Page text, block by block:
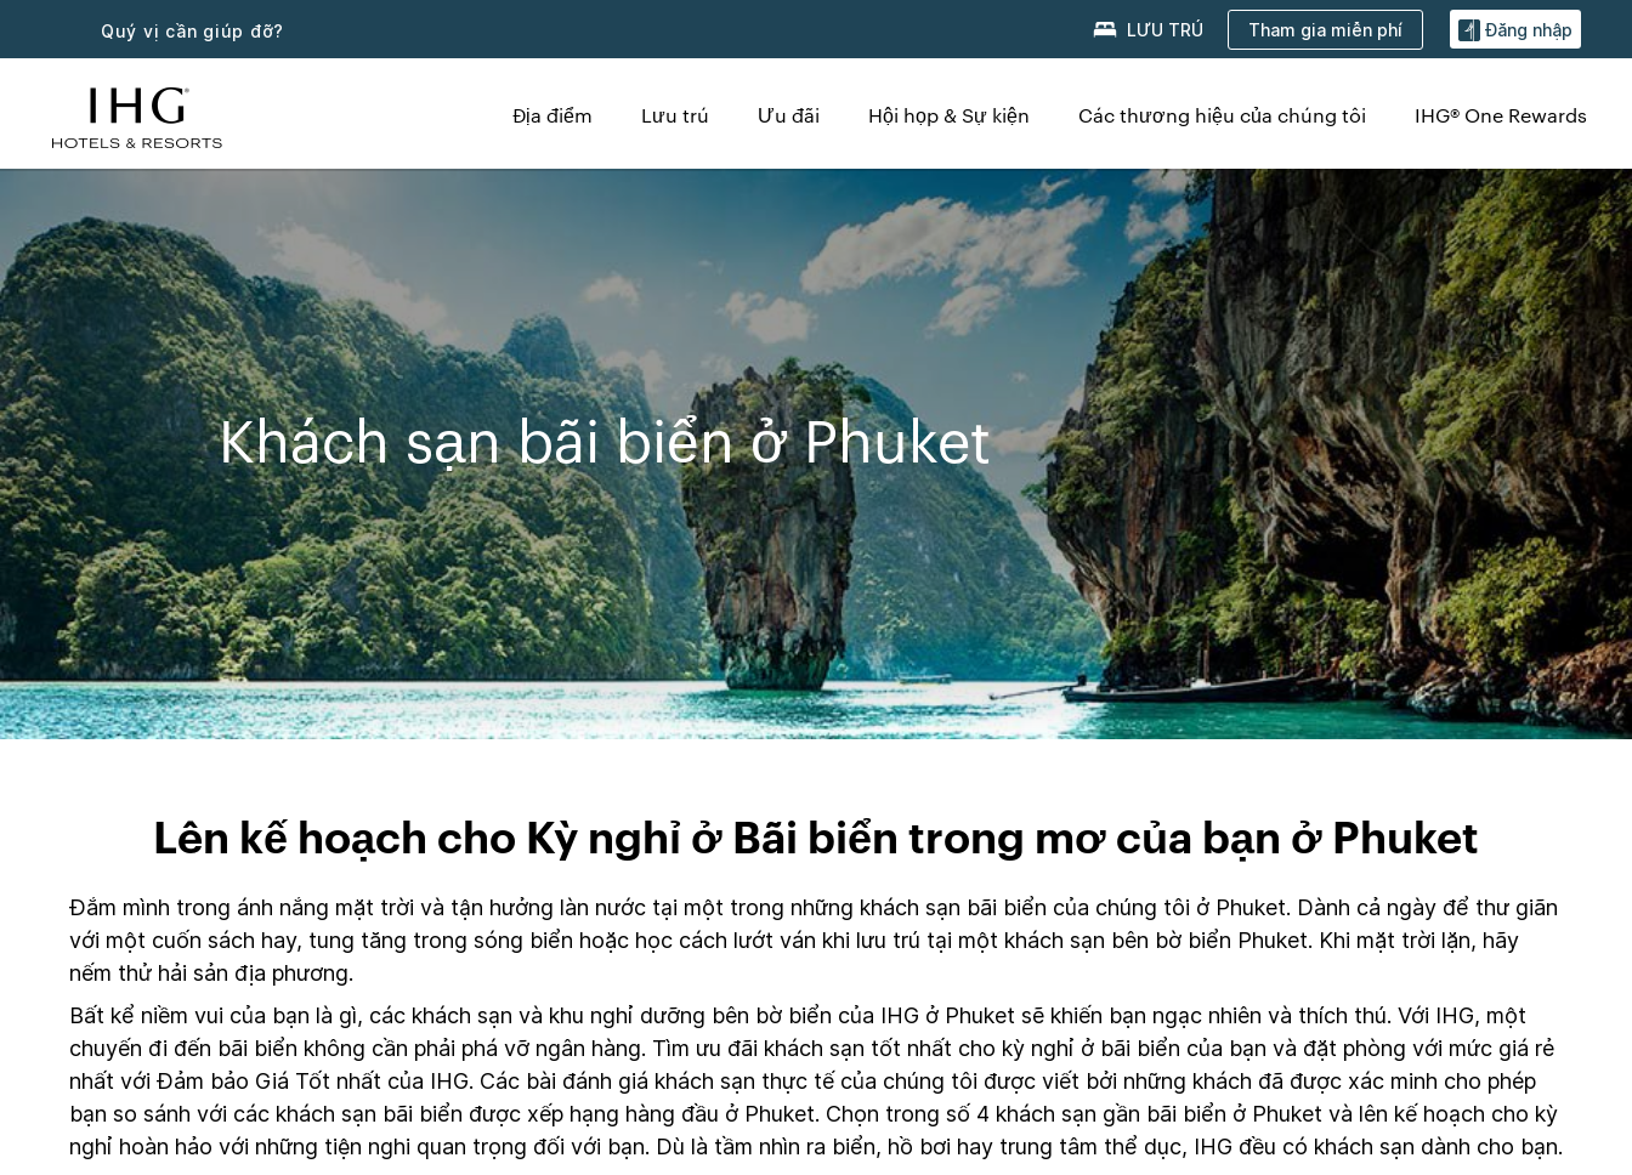
Quý vị cần giúp đỡ? LƯU TRÚ Tham gia miễn phí Đăng nhập
Địa điểm Lưu trú Ưu đãi Hội họp & Sự kiện Các thương hiệu của chúng tôi IHG® One Rewards
Khách sạn bãi biển ở Phuket
Lên kế hoạch cho Kỳ nghỉ ở Bãi biển trong mơ của bạn ở Phuket
Đắm mình trong ánh nắng mặt trời và tận hưởng làn nước tại một trong những khách sạn bãi biển của chúng tôi ở Phuket. Dành cả ngày để thư giãn
với một cuốn sách hay, tung tăng trong sóng biển hoặc học cách lướt ván khi lưu trú tại một khách sạn bên bờ biển Phuket. Khi mặt trời lặn, hãy
nếm thử hải sản địa phương.
Bất kể niềm vui của bạn là gì, các khách sạn và khu nghỉ dưỡng bên bờ biển của IHG ở Phuket sẽ khiến bạn ngạc nhiên và thích thú. Với IHG, một
chuyến đi đến bãi biển không cần phải phá vỡ ngân hàng. Tìm ưu đãi khách sạn tốt nhất cho kỳ nghỉ ở bãi biển của bạn và đặt phòng với mức giá rẻ
nhất với Đảm bảo Giá Tốt nhất của IHG. Các bài đánh giá khách sạn thực tế của chúng tôi được viết bởi những khách đã được xác minh cho phép
bạn so sánh với các khách sạn bãi biển được xếp hạng hàng đầu ở Phuket. Chọn trong số 4 khách sạn gần bãi biển ở Phuket và lên kế hoạch cho kỳ
nghỉ hoàn hảo với những tiện nghi quan trọng đối với bạn. Dù là tầm nhìn ra biển, hồ bơi hay trung tâm thể dục, IHG đều có khách sạn dành cho bạn.